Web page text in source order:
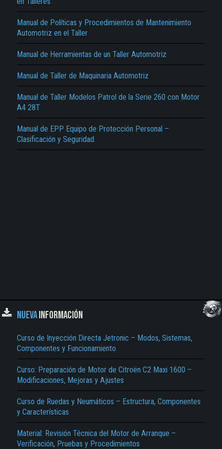
Manual de Políticas y Procedimientos de Mantenimiento
Automotriz en el Taller
Manual de Herramientas de un Taller Automotriz
Manual de Taller de Maquinaria Automotriz
Manual de Taller Modelos Patrol de la Serie 260 con Motor
A4 28T
Manual de EPP Equipo de Protección Personal –
Clasificación y Seguridad
NUEVAINFORMACIÓN
Curso de Inyección Directa Jetronic – Modos, Sistemas,
Componentes y Funcionamiento
Curso: Preparación de Motor de Citroën C2 Maxi 1600 –
Modificaciones, Mejoras y Ajustes
Curso de Ruedas y Neumáticos – Estructura, Componentes
y Características
Material: Revisión Técnica del Motor de Arranque –
Verificación, Pruebas y Procedimientos
El Título es incorrecto según el contenido.
Reportar otro tipo de error...